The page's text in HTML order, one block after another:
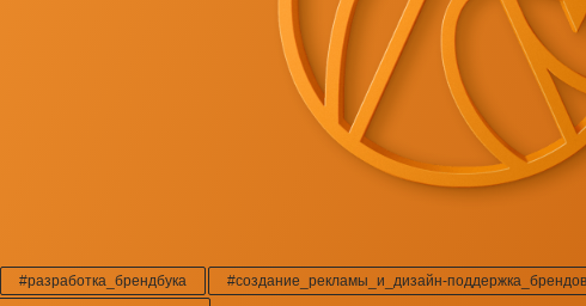
#разработка_брендбука
#создание_рекламы_и_дизайн-поддержка_брендов